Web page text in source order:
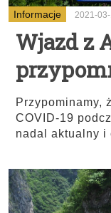
Informacje 2021-
Wjazd z
Przypominamy,
COVID-19
nadal aktualny i